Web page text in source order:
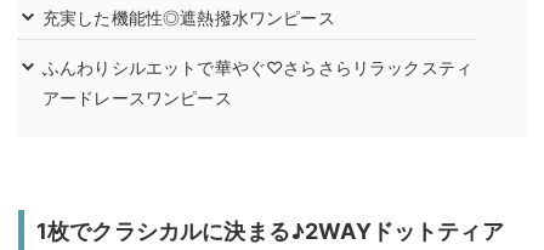
充実した機能性◎遮熱撥水ワンピース
ふんわりシルエットで華やぐ♡さらさらリラックスティ
アードレースワンピース
1枚でクラシカルに決まる♪2WAYドットティア